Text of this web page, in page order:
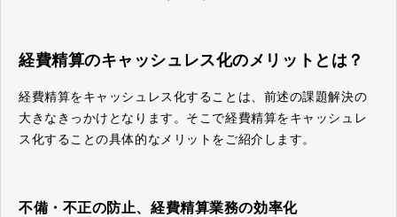
経費精算のキャッシュレス化のメリットとは？
経費精算をキャッシュレス化することは、前述の課題解決の
大きなきっかけとなります。そこで経費精算をキャッシュレ
ス化することの具体的なメリットをご紹介します。
不備・不正の防止、経費精算業務の効率化